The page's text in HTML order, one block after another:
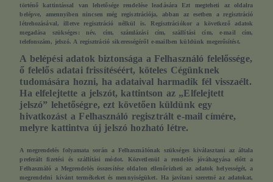
történő kattintással van lehetősége rendelése leadására Ezt megteheti az oldalra
belépve, amennyiben nincsen még regisztrációja, abban az esetben a regisztráció
létrehozásával, illetve regisztráció nélkül is. Regisztrációkor a következő adatok
megadása szükséges: név, cím, számlázási cím, szállítási cím, e-mail cím,
telefonszám, jelszó. A regisztráció sikerességéről e-mailben küldünk megerősítést.
A belépési adatok biztonsága a Felhasználó felelőssége,
ő felelős adatai frissítéséért, köteles Cégünknek
tudomására hozni, ha adataival harmadik fél visszaélt.
Ha elfelejtette a jelszót, kattintson az „Elfelejtett
jelszó” lehetőségre, ezt követően küldünk egy
hivatkozást a Felhasználó regisztrált e-mail címére,
melyre kattintva új jelszó hozható létre.
A megrendelés folyamata során a Felhasználónak szükséges kiválasztani az általa
preferált fizetési és szállítási módot. Közvetlenül a rendelés jóváhagyása előtt a
Felhasználó a Megrendelés összesítése oldalon ellenőrizheti az adatok helyességét, a
megrendelni kívánt termékeket és mennyiségüket. Ha javítani szeretné az adatokat,